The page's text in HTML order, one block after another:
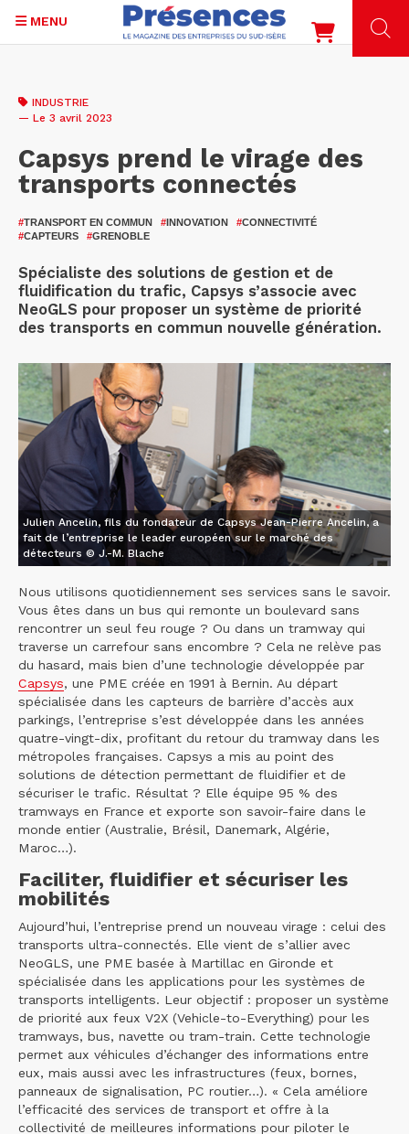
contenu
MENU
INDUSTRIE
— Le 3 avril 2023
Capsys prend le virage des
transports connectés
#TRANSPORT EN COMMUN #INNOVATION #CONNECTIVITÉ
#CAPTEURS #GRENOBLE
Spécialiste des solutions de gestion et de
fluidification du trafic, Capsys s’associe avec
NeoGLS pour proposer un système de priorité
des transports en commun nouvelle génération.
Julien Ancelin, fils du fondateur de Capsys Jean-Pierre Ancelin, a
fait de l’entreprise le leader européen sur le marché des
détecteurs © J.-M. Blache
Nous utilisons quotidiennement ses services sans le savoir.
Vous êtes dans un bus qui remonte un boulevard sans
rencontrer un seul feu rouge ? Ou dans un tramway qui
traverse un carrefour sans encombre ? Cela ne relève pas
du hasard, mais bien d’une technologie développée par
Capsys, une PME créée en 1991 à Bernin. Au départ
spécialisée dans les capteurs de barrière d’accès aux
parkings, l’entreprise s’est développée dans les années
quatre-vingt-dix, profitant du retour du tramway dans les
métropoles françaises. Capsys a mis au point des
solutions de détection permettant de fluidifier et de
sécuriser le trafic. Résultat ? Elle équipe 95 % des
tramways en France et exporte son savoir-faire dans le
monde entier (Australie, Brésil, Danemark, Algérie,
Maroc…).
Faciliter, fluidifier et sécuriser les
mobilités
Aujourd’hui, l’entreprise prend un nouveau virage : celui des
transports ultra-connectés. Elle vient de s’allier avec
NeoGLS, une PME basée à Martillac en Gironde et
spécialisée dans les applications pour les systèmes de
transports intelligents. Leur objectif : proposer un système
de priorité aux feux V2X (Vehicle-to-Everything) pour les
tramways, bus, navette ou tram-train. Cette technologie
permet aux véhicules d’échanger des informations entre
eux, mais aussi avec les infrastructures (feux, bornes,
panneaux de signalisation, PC routier…). « Cela améliore
l’efficacité des services de transport et offre à la
collectivité de meilleures informations pour piloter le